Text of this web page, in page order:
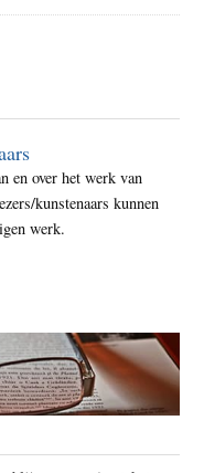
en over het werk van
kunstenaars kunnen
werk.